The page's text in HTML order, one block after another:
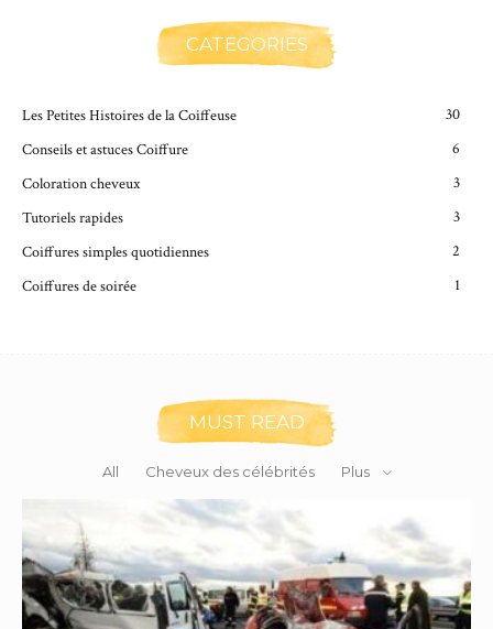
CATEGORIES
Les Petites Histoires de la Coiffeuse
30
Conseils et astuces Coiffure
6
Coloration cheveux
3
Tutoriels rapides
3
Coiffures simples quotidiennes
2
Coiffures de soirée
1
MUST READ
All Cheveux des célébrités Plus